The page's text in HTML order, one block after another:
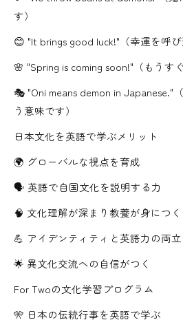
す）
😊 "It brings good luck!"（幸運を呼び
🌸 "Spring is coming soon!"（もうす
🎭 "Oni means demon in Japanese."
う意味です）
日本文化を英語で学ぶメリット
🌍 グローバルな視点を育成
🗣️ 英語で自国文化を説明する力
🧠 文化理解が深まり教養が身につく
💪 アイデンティティと英語力の両立
🌟 異文化交流への自信がつく
For Twoの文化学習プログラム
🎌 日本の伝統行事を英語で学ぶ